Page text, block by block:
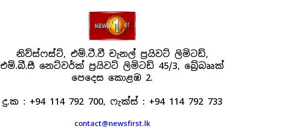
නිව්ස්ෆස්ට්, එම්.ටී.වී චැනල් ප්‍රයිවට් ලිමිටඩ්,
එම්.බී.සී නෙට්වර්ක් ප්‍රයිවට් ලිමිටඩ් 45/3, බ්‍රේබෲක්
පෙදෙස කොළඹ 2.
දු.ක : +94 114 792 700, ෆැක්ස් : +94 114 792 733
contact@newsfirst.lk